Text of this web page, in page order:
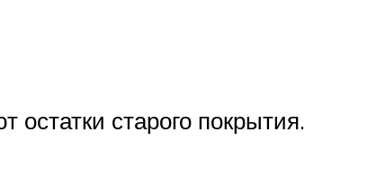
остатки старого покрытия.